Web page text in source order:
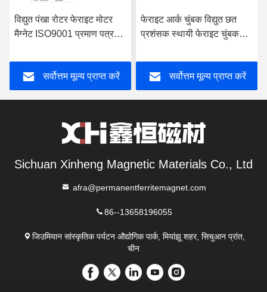
विद्युत पंखा रोटर फेराइट मोटर
मैग्नेट ISO9001 प्रमाण पत्र
सर्वोत्तम मूल्य प्राप्त करें
फेराइट आर्क चुंबक विद्युत छत
प्रशंसक स्थायी फेराइट चुंबक
सर्वोत्तम मूल्य प्राप्त करें
Sichuan Xinheng Magnetic Materials Co., Ltd
afra@permanentferritemagnet.com
86--13658196055
जिउमियान सांस्कृतिक पर्यटन औद्योगिक पार्क, मियांझू शहर, सिचुआन प्रांत,
चीन